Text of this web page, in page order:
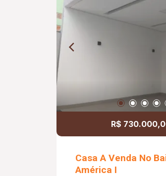
R$
Casa A Venda No
América I